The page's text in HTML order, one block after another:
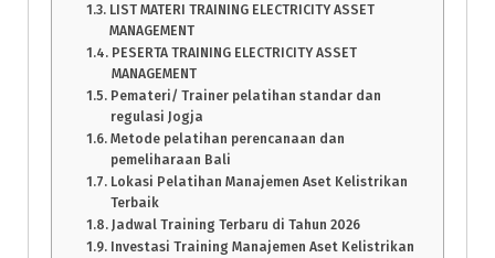
LIST MATERI TRAINING ELECTRICITY ASSET
MANAGEMENT
PESERTA TRAINING ELECTRICITY ASSET
MANAGEMENT
Pemateri/ Trainer pelatihan standar dan
regulasi Jogja
Metode pelatihan perencanaan dan
pemeliharaan Bali
Lokasi Pelatihan Manajemen Aset Kelistrikan
Terbaik
Jadwal Training Terbaru di Tahun 2026
Investasi Training Manajemen Aset Kelistrikan